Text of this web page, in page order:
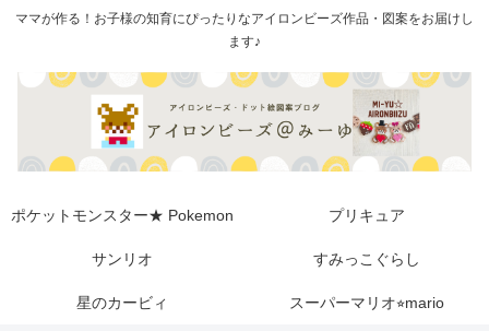
ママが作る！お子様の知育にぴったりなアイロンビーズ作品・図案をお届けし
ます♪
ポケットモンスター★ Pokemon プリキュア
サンリオ すみっこぐらし
星のカービィ スーパーマリオ⭐︎mario